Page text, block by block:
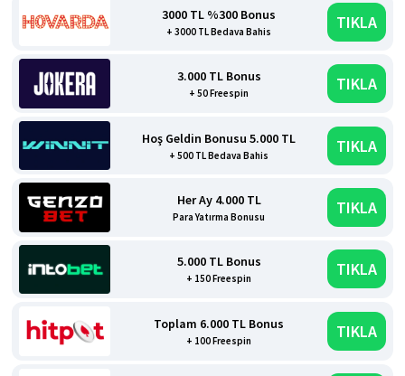
3000 TL %300 Bonus
+ 3000 TL Bedava Bahis TIKLA
3.000 TL Bonus
+ 50 Freespin TIKLA
Hoş Geldin Bonusu 5.000 TL
+ 500 TL Bedava Bahis TIKLA
Her Ay 4.000 TL
Para Yatırma Bonusu TIKLA
5.000 TL Bonus
+ 150 Freespin TIKLA
Toplam 6.000 TL Bonus
+ 100 Freespin TIKLA